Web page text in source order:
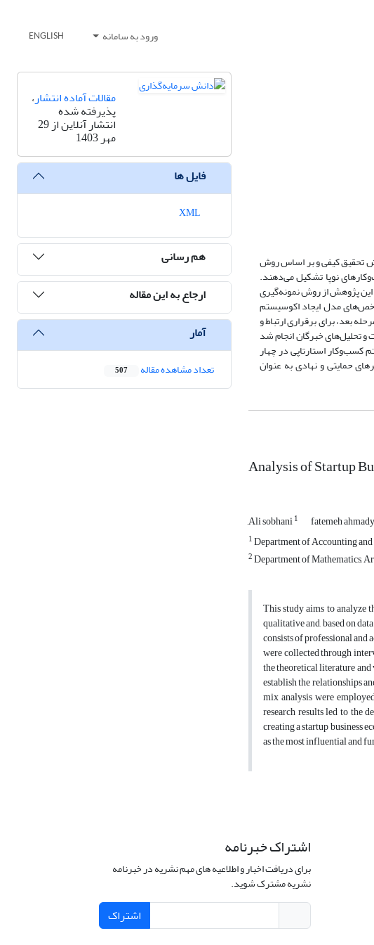
ورود به سامانه ENGLISH
تحقیق کیفی و بر اساس روش
نوپا تشکیل می‌دهند.
اند. در این پژوهش از روش نمونه‌گیری
و شاخص‌های مدل ایجاد اکوسیستم
شاخص در قالب چهار بعد اصلی بود. در مرحله بعد، برای برقراری ارتباط و
تحلیل‌های خبر‌گان انجام شد
کسب‌وکار استارتاپی در چهار
حمایتی و نهادی به عنوان
Analysis of Startup
َAli sobhani1 fatemeh ahmady
1Department of Accounting
2Department of Mathematics,
This study aims to analyze
qualitative and, based on
consists of professional and
were collected through
the theoretical literature
establish the relationships
mix analysis were
research results led to the
creating a startup business
as the most influential and
مقالات آماده انتشار،
پذیرفته شده
انتشار آنلاین از 29
مهر 1403
فایل ها
هم رسانی
ارجاع به این مقاله
آمار
تعداد مشاهده مقاله 507
اشتراک خبرنامه
برای دریافت اخبار و اطلاعیه های مهم نشریه در خبرنامه
نشریه مشترک شوید.
اشتراک